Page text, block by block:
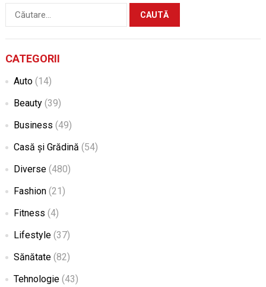
Caută
CATEGORII
Auto(14)
Beauty(39)
Business (49)
Casă și Grădină (54)
Diverse(480)
Fashion(21)
Fitness (4)
Lifestyle(37)
Sănătate(82)
Tehnologie(43)